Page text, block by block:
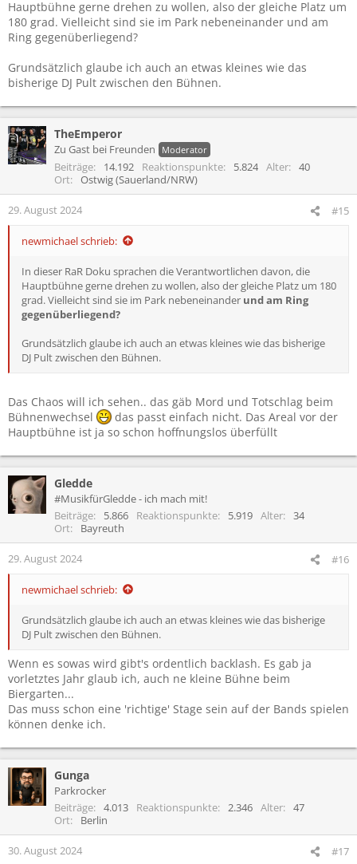
Hauptbühne gerne drehen zu wollen, also der gleiche Platz um
180 grad. Vielleicht sind sie im Park nebeneinander und am
Ring gegenüberliegend?
Grundsätzlich glaube ich auch an etwas kleines wie das
bisherige DJ Pult zwischen den Bühnen.
TheEmperor
Zu Gast bei Freunden Moderator
Beiträge 14.192 Reaktionspunkte 5.824 Alter
40
Ort
Ostwig (Sauerland/NRW)
29. August 2024 #15
newmichael schrieb:
In dieser RaR Doku sprachen die Verantwortlichen davon, die
Hauptbühne gerne drehen zu wollen, also der gleiche Platz um 180
grad. Vielleicht sind sie im Park nebeneinander und am Ring
gegenüberliegend?
Grundsätzlich glaube ich auch an etwas kleines wie das bisherige
DJ Pult zwischen den Bühnen.
Das Chaos will ich sehen.. das gäb Mord und Totschlag beim
Bühnenwechsel
das passt einfach nicht. Das Areal vor der
Hauptbühne ist ja so schon hoffnungslos überfüllt
Gledde
#MusikfürGledde - ich mach mit!
Beiträge
5.866 Reaktionspunkte 5.919 Alter
34
Ort
Bayreuth
29. August 2024 #16
newmichael schrieb:
Grundsätzlich glaube ich auch an etwas kleines wie das bisherige
DJ Pult zwischen den Bühnen.
Wenn es sowas wird gibt's ordentlich backlash. Es gab ja
vorletztes Jahr glaub ich, auch ne kleine Bühne beim
Biergarten...
Das muss schon eine 'richtige' Stage sein auf der Bands spielen
können denke ich.
Gunga
Parkrocker
Beiträge
4.013 Reaktionspunkte 2.346 Alter
47
Ort
Berlin
30. August 2024 #17